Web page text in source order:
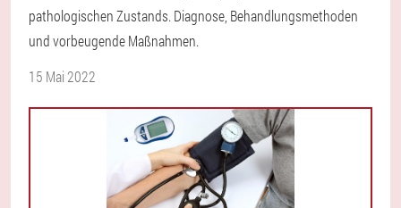
pathologischen Zustands. Diagnose, Behandlungsmethoden
und vorbeugende Maßnahmen.
15 Mai 2022